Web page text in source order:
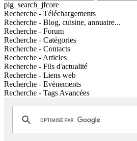
plg_search_jfcore
Recherche - Téléchargements
Recherche - Blog, cuisine, annuaire...
Recherche - Forum
Recherche - Catégories
Recherche - Contacts
Recherche - Articles
Recherche - Fils d'actualité
Recherche - Liens web
Recherche - Evènements
Recherche - Tags Avancées